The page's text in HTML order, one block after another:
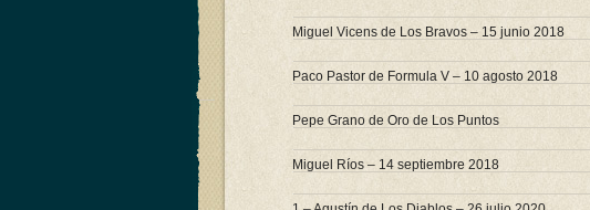
Miguel Vicens de Los Bravos – 15 junio 2018
Paco Pastor de Formula V – 10 agosto 2018
Pepe Grano de Oro de Los Puntos
Miguel Ríos – 14 septiembre 2018